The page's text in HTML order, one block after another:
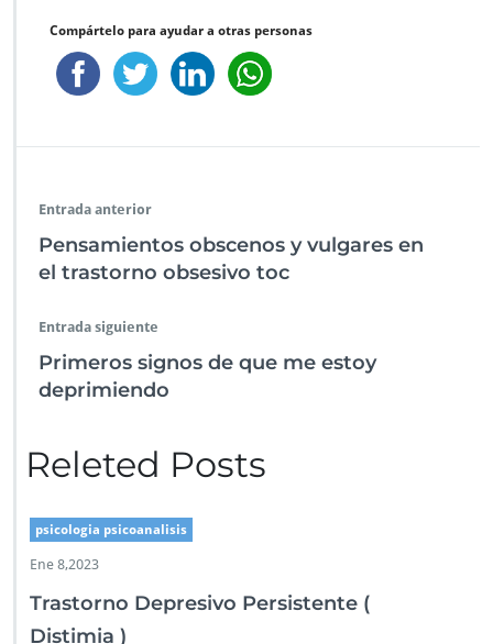
Compártelo para ayudar a otras personas
Entrada anterior
Pensamientos obscenos y vulgares en
el trastorno obsesivo toc
Entrada siguiente
Primeros signos de que me estoy
deprimiendo
Releted Posts
psicologia psicoanalisis
Ene 8,2023
Trastorno Depresivo Persistente (
Distimia )